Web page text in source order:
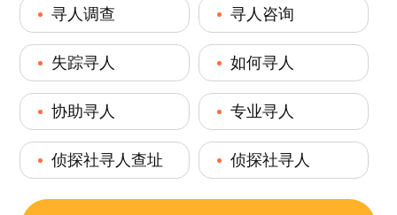
寻人调查 寻人咨询
失踪寻人 如何寻人
协助寻人 专业寻人
侦探社寻人查址 侦探社寻人